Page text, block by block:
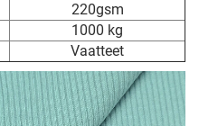
220gsm
1000 kg
Vaatteet